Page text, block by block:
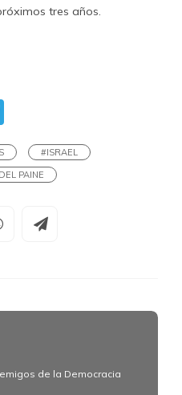
tres años.
#ISRAEL
PAINE
de la Democracia